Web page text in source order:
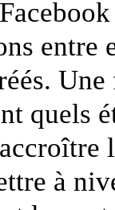
entre
quels
à